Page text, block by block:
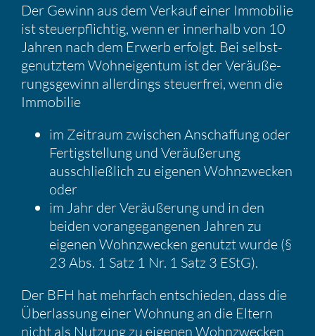
Der Gewinn aus dem Verkauf einer Immobilie
ist steuer­pflichtig, wenn er inner­halb von 10
Jahren nach dem Erwerb erfolgt. Bei selbst­
ge­nutztem Wohnei­gentum ist der Veräu­ße­
rungs­ge­winn aller­dings steuer­frei, wenn die
Immobilie
im Zeitraum zwischen Anschaf­fung oder
Fertig­stel­lung und Veräu­ße­rung
ausschließ­lich zu eigenen Wohnzwe­cken
oder
im Jahr der Veräu­ße­rung und in den
beiden voran­ge­gan­genen Jahren zu
eigenen Wohnzwe­cken genutzt wurde (§
23 Abs. 1 Satz 1 Nr. 1 Satz 3 EStG).
Der BFH hat mehrfach entschieden, dass die
Überlas­sung einer Wohnung an die Eltern
nicht als Nutzung zu eigenen Wohnzwe­cken